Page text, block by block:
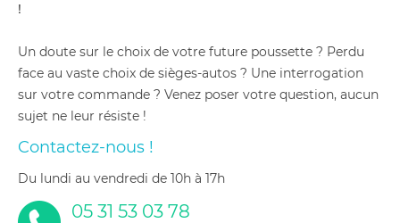
!
Un doute sur le choix de votre future poussette ? Perdu
face au vaste choix de sièges-autos ? Une interrogation
sur votre commande ? Venez poser votre question, aucun
sujet ne leur résiste !
Contactez-nous !
du lundi au vendredi de 10h à 17h
05 31 53 03 78